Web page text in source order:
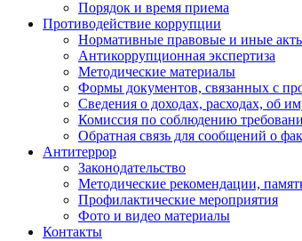
Порядок и время приема
Противодействие коррупции
Нормативные правовые и иные
Антикоррупционная экспертиза
Методические материалы
Формы документов, связанных с
Сведения о доходах, расходах, об
Комиссия по соблюдению
Обратная связь для сообщений о
Антитеррор
Законодательство
Методические рекомендации,
Профилактические мероприятия
Фото и видео материалы
Контакты